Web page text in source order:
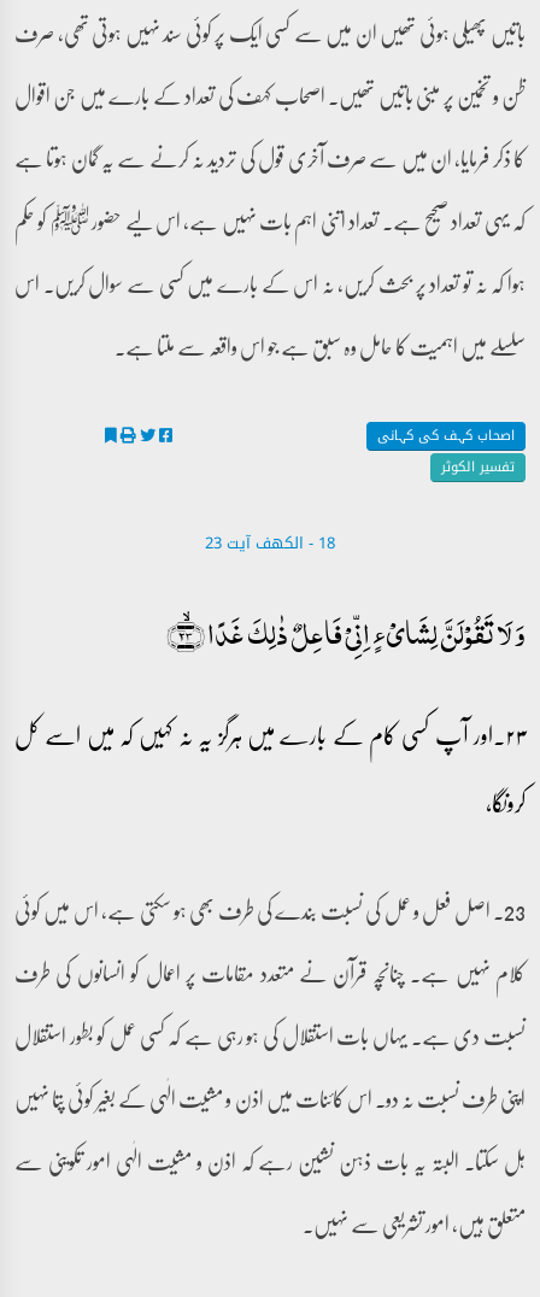
باتیں پھیلی ہوئی تھیں ان میں سے کسی ایک پر کوئی سند نہیں ہوتی تھی، صرف
ظن و تخمین پر مبنی باتیں تھیں۔ اصحاب کہف کی تعداد کے بارے میں جن اقوال
کا ذکر فرمایا، ان میں سے صرف آخری قول کی تردید نہ کرنے سے یہ گمان ہوتا ہے
کہ یہی تعداد صحیح ہے۔ تعداد اتنی اہم بات نہیں ہے، اس لیے حضور ﷺ کو حکم
ہوا کہ نہ تو تعداد پر بحث کریں، نہ اس کے بارے میں کسی سے سوال کریں۔ اس
سلسلے میں اہمیت کا حامل وہ سبق ہے جو اس واقعہ سے ملتا ہے۔
اصحاب کہف کی کہانی
تفسیر الکوثر
18 - ‎الكهف آیت 23
وَ لَا تَقُوۡلَنَّ لِشَایۡءٍ اِنِّیۡ فَاعِلٌ ذٰلِکَ غَدًا ﴿ۙ۲۳﴾
۲۳۔اور آپ کسی کام کے بارے میں ہرگز یہ نہ کہیں کہ میں اسے کل
کروںگا،
23۔ اصل فعل و عمل کی نسبت بندے کی طرف بھی ہو سکتی ہے، اس میں کوئی
کلام نہیں ہے۔ چنانچہ قرآن نے متعدد مقامات پر اعمال کو انسانوں کی طرف
نسبت دی ہے۔ یہاں بات استقلال کی ہو رہی ہے کہ کسی عمل کو بطور استقلال
اپنی طرف نسبت نہ دو۔ اس کائنات میں اذن و مشیت الٰہی کے بغیر کوئی پتا نہیں
ہل سکتا۔ البتہ یہ بات ذہن نشین رہے کہ اذن و مشیت الٰہی امور تکوینی سے
متعلق ہیں، امور تشریعی سے نہیں۔